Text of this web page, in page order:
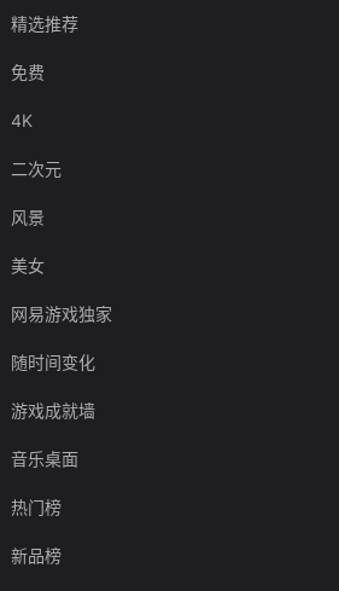
精选推荐
免费
4K
二次元
风景
美女
网易游戏独家
随时间变化
游戏成就墙
音乐桌面
热门榜
新品榜